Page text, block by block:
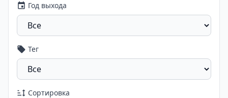
Год выхода
Тег
Сортировка